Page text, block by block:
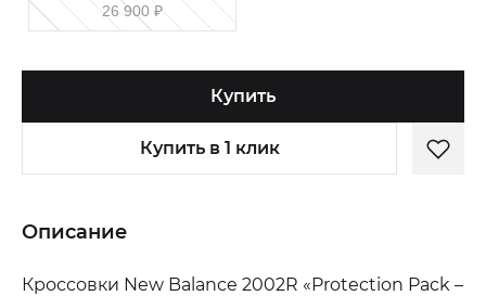
26 900 ₽
Купить
Купить в 1 клик
Описание
Кроссовки New Balance 2002R «Protection Pack –